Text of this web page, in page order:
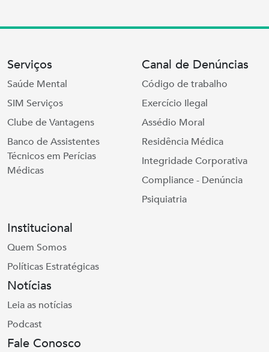
Serviços
Saúde Mental
SIM Serviços
Clube de Vantagens
Banco de Assistentes
Técnicos em Perícias
Médicas
Canal de Denúncias
Código de trabalho
Exercício Ilegal
Assédio Moral
Residência Médica
Integridade Corporativa
Compliance - Denúncia
Psiquiatria
Institucional
Quem Somos
Políticas Estratégicas
Notícias
Leia as notícias
Podcast
Fale Conosco